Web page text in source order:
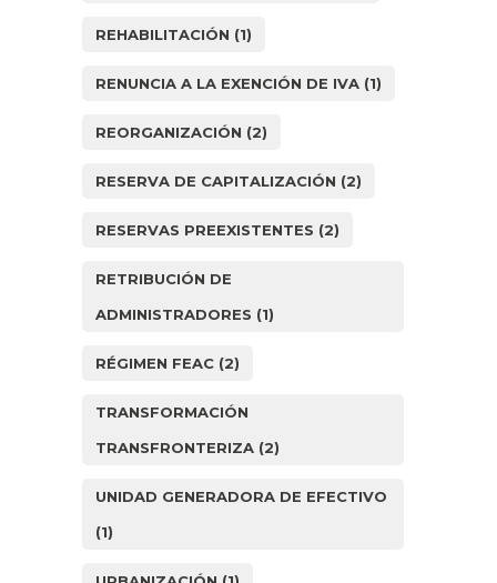
REHABILITACIÓN (1)
RENUNCIA A LA EXENCIÓN DE IVA (1)
REORGANIZACIÓN (2)
RESERVA DE CAPITALIZACIÓN (2)
RESERVAS PREEXISTENTES (2)
RETRIBUCIÓN DE
ADMINISTRADORES (1)
RÉGIMEN FEAC (2)
TRANSFORMACIÓN
TRANSFRONTERIZA (2)
UNIDAD GENERADORA DE EFECTIVO
(1)